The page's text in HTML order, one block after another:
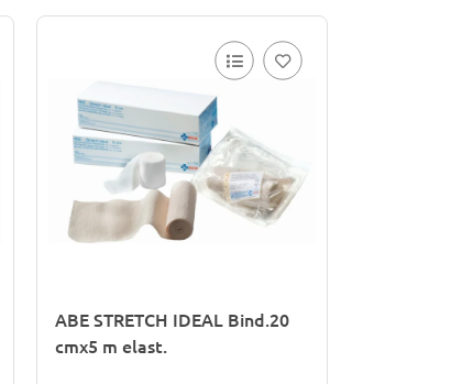
ABE STRETCH IDEAL Bind.20
cmx5 m elast.